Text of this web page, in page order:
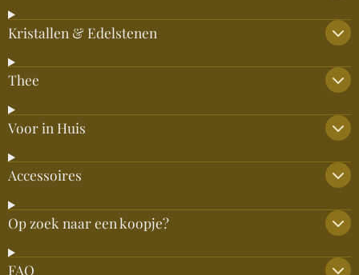
Kristallen & Edelstenen
Thee
Voor in Huis
Accessoires
Op zoek naar een koopje?
FAQ